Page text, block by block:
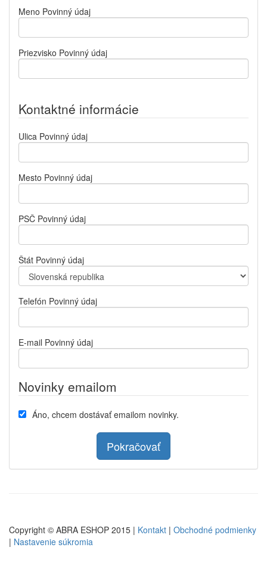
Meno Povinný údaj
Priezvisko Povinný údaj
Kontaktné informácie
Ulica Povinný údaj
Mesto Povinný údaj
PSČ Povinný údaj
Štát Povinný údaj
Telefón Povinný údaj
E-mail Povinný údaj
Novinky emailom
Áno, chcem dostávať emailom novinky.
Pokračovať
Copyright © ABRA ESHOP 2015 | Kontakt | Obchodné podmienky
| Nastavenie súkromia